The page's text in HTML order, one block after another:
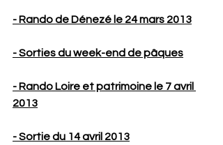
- Rando de Dénezé le 24 mars 2013
- Sorties du week-end de pâques
- Rando Loire et patrimoine le 7 avril
2013
- Sortie du 14 avril 2013